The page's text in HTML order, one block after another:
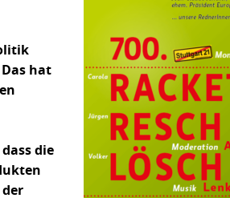
hat
die
der